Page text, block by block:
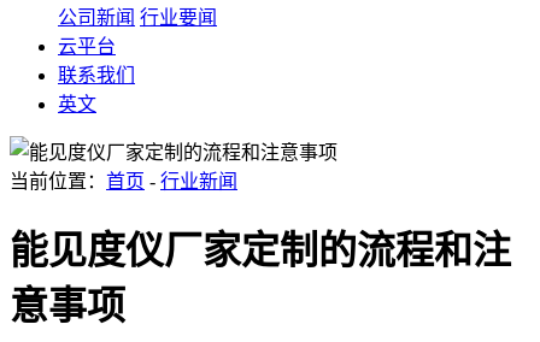
公司新闻 行业要闻
云平台
联系我们
英文
当前位置： 首页 - 行业新闻
能见度仪厂家定制的流程和注
意事项